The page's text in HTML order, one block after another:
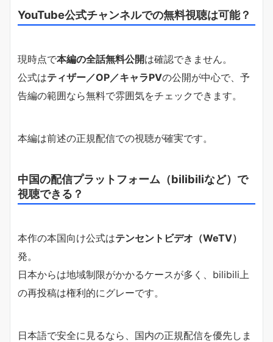
YouTube公式チャンネルでの無料視聴は可能？
現時点で本編の全話無料公開は確認できません。
公式はティザー／OP／キャラPVの公開が中心で、予
告編の範囲なら無料で雰囲気をチェックできます。
本編は前述の正規配信での視聴が確実です。
中国の配信プラットフォーム（bilibiliなど）で
視聴できる？
本作の本国向け公式はテンセントビデオ（WeTV）
発。
日本からは地域制限がかかるケースが多く、bilibili上
の再投稿は権利的にグレーです。
日本語で安全に見るなら、国内の正規配信を優先しま